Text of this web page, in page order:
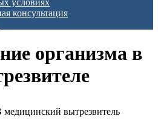
условиях
консультация
организма в
медицинский вытрезвитель